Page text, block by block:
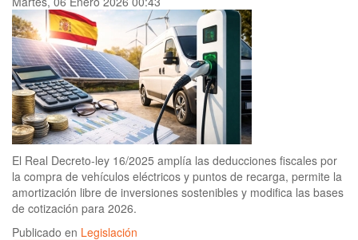
El Real Decreto-ley 16/2025 amplía las deducciones fiscales por
la compra de vehículos eléctricos y puntos de recarga, permite la
amortización libre de inversiones sostenibles y modifica las bases
de cotización para 2026.
Publicado en Legislación